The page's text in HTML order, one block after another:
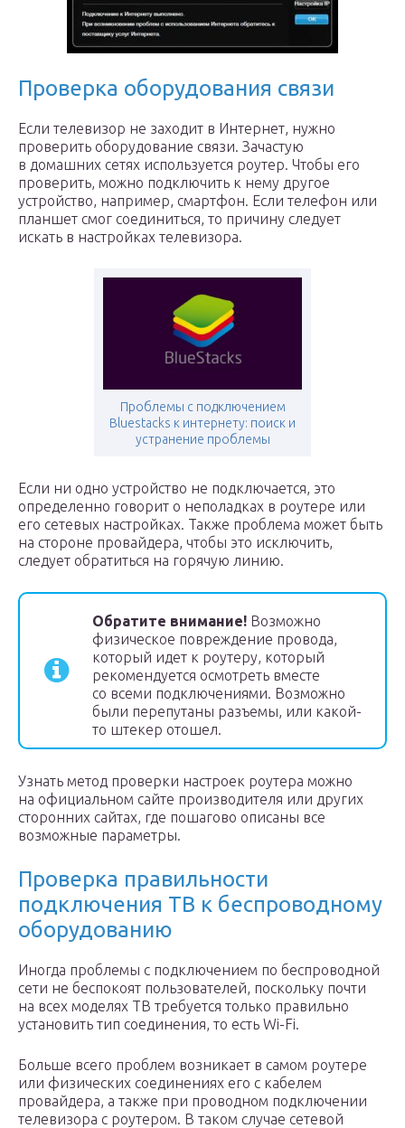
Проверка оборудования связи
Если телевизор не заходит в Интернет, нужно
проверить оборудование связи. Зачастую
в домашних сетях используется роутер. Чтобы его
проверить, можно подключить к нему другое
устройство, например, смартфон. Если телефон или
планшет смог соединиться, то причину следует
искать в настройках телевизора.
Проблемы с подключением
Bluestacks к интернету: поиск и
устранение проблемы
Если ни одно устройство не подключается, это
определенно говорит о неполадках в роутере или
его сетевых настройках. Также проблема может быть
на стороне провайдера, чтобы это исключить,
следует обратиться на горячую линию.
Обратите внимание! Возможно
физическое повреждение провода,
который идет к роутеру, который
рекомендуется осмотреть вместе
со всеми подключениями. Возможно
были перепутаны разъемы, или какой-
то штекер отошел.
Узнать метод проверки настроек роутера можно
на официальном сайте производителя или других
сторонних сайтах, где пошагово описаны все
возможные параметры.
Проверка правильности
подключения ТВ к беспроводному
оборудованию
Иногда проблемы с подключением по беспроводной
сети не беспокоят пользователей, поскольку почти
на всех моделях ТВ требуется только правильно
установить тип соединения, то есть Wi-Fi.
Больше всего проблем возникает в самом роутере
или физических соединениях его с кабелем
провайдера, а также при проводном подключении
телевизора с роутером. В таком случае сетевой